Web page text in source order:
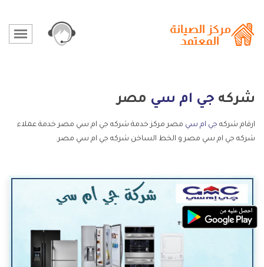
شركه جي ام سي مصر
ارقام شركه جي ام سي مصر مركز خدمة شركه جي ام سي مصر خدمة عملاء
شركه جي ام سي مصر و الخط الساخن شركه جي ام سي مصر.